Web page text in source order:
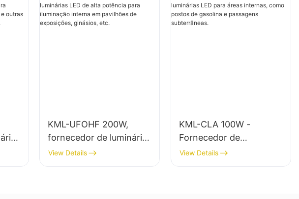
KML-UFOHF 200W,
fornecedor de luminárias
LED de alta potência
para iluminação interna
View Details
KML-CLA 100W -
Fornecedor de
luminárias LED para
áreas internas, como
View Details